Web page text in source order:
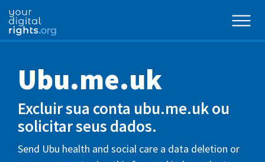
Ubu.me.uk
Excluir sua conta ubu.me.uk ou
solicitar seus dados.
Send Ubu health and social care a data deletion or